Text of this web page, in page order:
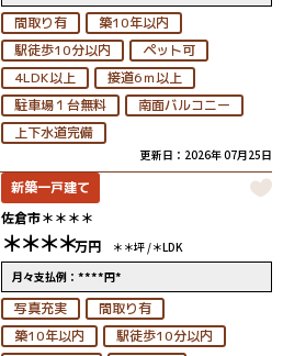
間取り有
築10年以内
駅徒歩10分以内
ペット可
4LDK以上
接道6ｍ以上
駐車場１台無料
南面バルコニー
上下水道完備
更新日：2026年 07月25日
新築一戸建て
佐倉市＊＊＊＊
＊＊＊＊万円 ＊＊坪 /＊LDK
月々支払例：****円*
写真充実
間取り有
築10年以内
駅徒歩10分以内